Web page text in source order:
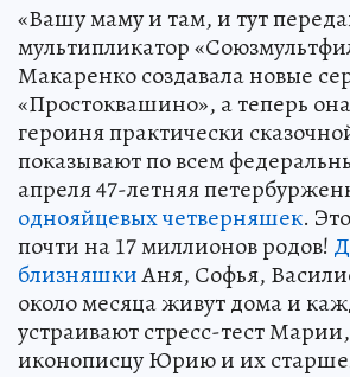
«Вашу маму и там, и тут
мультипликатор
Макаренко создавала новые
«Простоквашино», а теперь
героиня практически
показывают по всем
апреля 47-летняя
однояйцевых четверняшек.
почти на 17 миллионов родов!
близняшкиАня, Софья,
около месяца живут дома и
устраивают стресс-тест
иконописцу Юрию и их